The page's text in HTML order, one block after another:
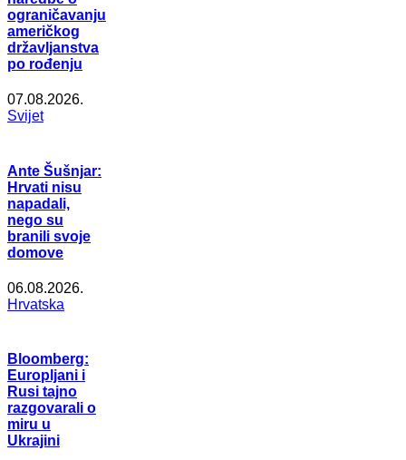
ograničavanju
američkog
državljanstva
po rođenju
07.08.2026.
Svijet
Ante Šušnjar:
Hrvati nisu
napadali,
nego su
branili svoje
domove
06.08.2026.
Hrvatska
Bloomberg:
Europljani i
Rusi tajno
razgovarali o
miru u
Ukrajini